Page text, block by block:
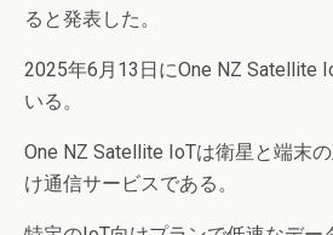
ると発表した。
2025年6月13日にOne NZ Satellite
いる。
One NZ Satellite IoTは衛星と端末
け通信サービスである。